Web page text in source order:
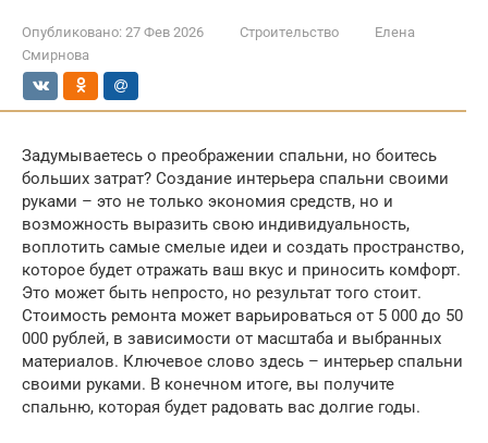
Опубликовано: 27 Фев 2026 Строительство
Елена
Смирнова
Задумываетесь о преображении спальни, но боитесь
больших затрат? Создание интерьера спальни своими
руками – это не только экономия средств, но и
возможность выразить свою индивидуальность,
воплотить самые смелые идеи и создать пространство,
которое будет отражать ваш вкус и приносить комфорт.
Это может быть непросто, но результат того стоит.
Стоимость ремонта может варьироваться от 5 000 до 50
000 рублей, в зависимости от масштаба и выбранных
материалов. Ключевое слово здесь – интерьер спальни
своими руками. В конечном итоге, вы получите
спальню, которая будет радовать вас долгие годы.